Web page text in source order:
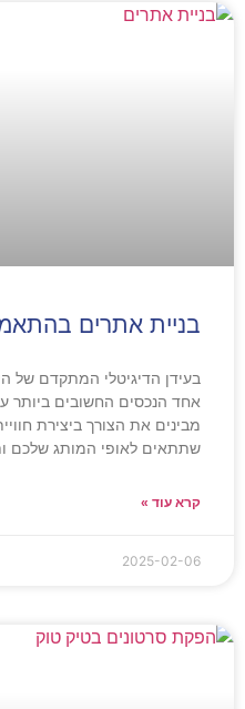
בניית אתרים
בעידן הדיגיטלי המתקדם של
מבינים את הצורך ביצירת
שתתאים לאופי המותג שלכם
קרא עוד »
2025-02-06